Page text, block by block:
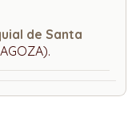
de Santa